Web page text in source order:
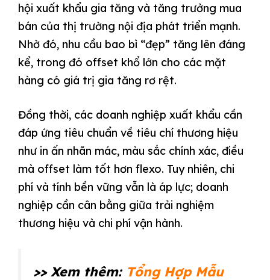
hội xuất khẩu gia tăng và tăng trưởng mua
bán của thị trường nội địa phát triển mạnh.
Nhờ đó, nhu cầu bao bì “đẹp” tăng lên đáng
kể, trong đó offset khổ lớn cho các mặt
hàng có giá trị gia tăng rơ rệt.
Đồng thời, các doanh nghiệp xuất khẩu cần
đáp ứng tiêu chuẩn về tiêu chí thương hiệu
như in ấn nhãn mác, màu sắc chính xác, điều
mà offset làm tốt hơn flexo. Tuy nhiên, chi
phí và tính bền vững vẫn là áp lực; doanh
nghiệp cần cân bằng giữa trải nghiệm
thương hiệu và chi phí vận hành.
>> Xem thêm: Tổng Hợp Mẫu